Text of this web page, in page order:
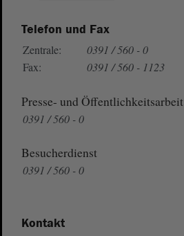
Telefon und Fax
Zentrale:
0391 / 560 - 0
Fax:
0391 / 560 - 1123
Presse- und Öffentlichkeitsarbeit
0391 / 560 - 0
Besucherdienst
0391 / 560 - 0
Kontakt